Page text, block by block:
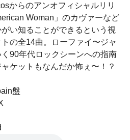
からのアンオフィシャルリリ
Woman」のカヴァーなど
い知ることができるという視
の全14曲。ローファイ〜ジャ
90年代ロックシーンへの指南
ケットもなんだか怖ぇ〜！？
盤